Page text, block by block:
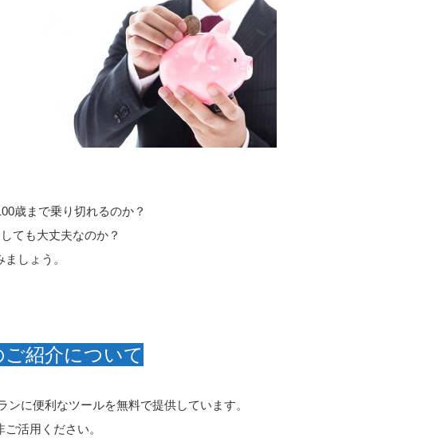
歳まで乗り切れるのか？
ても大丈夫なのか？
しょう。
紹介について
ンに便利なツールを無料で提供しています。
活用ください。